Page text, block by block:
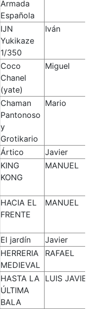
Armada
Española
IJN
Yukikaze
1/350
Iván
Coco
Chanel
(yate)
Miguel
Chaman
Pantonoso
y
Grotikario
Mario
Ártico
Javier
KING
KONG
MANUEL
HACIA EL
FRENTE
MANUEL
El jardín
Javier
HERRERIA
MEDIEVAL
RAFAEL
HASTA LA
ÚLTIMA
BALA
LUIS JAVIER